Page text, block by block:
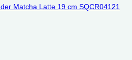
Matcha Latte 19 cm SQCR04121